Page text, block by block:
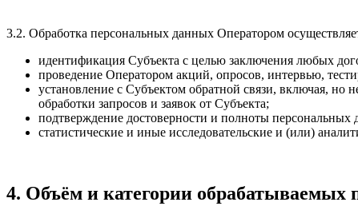
3.2. Обработка персональных данных Оператором
идентификация Субъекта с целью заключения любых
проведение Оператором акций, опросов, интервью,
установление с Субъектом обратной связи, включая,
обработки запросов и заявок от Субъекта;
подтверждение достоверности и полноты
статистические и иные исследовательские и (или)
4. Объём и категории обрабатываемых